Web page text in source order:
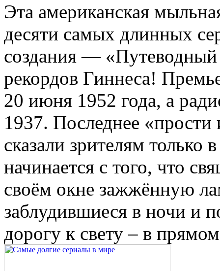
Эта американская
десяти самых длинных
создания — «Путеводный
рекордов Гиннеса!
20 июня 1952 года, а
1937. Последнее
сказали зрителям только
начинается с того, что
своём окне зажжённую
заблудившиеся в ночи и
дорогу к свету – в